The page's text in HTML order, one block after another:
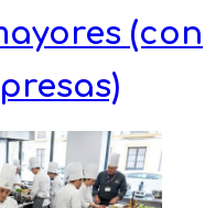
(con